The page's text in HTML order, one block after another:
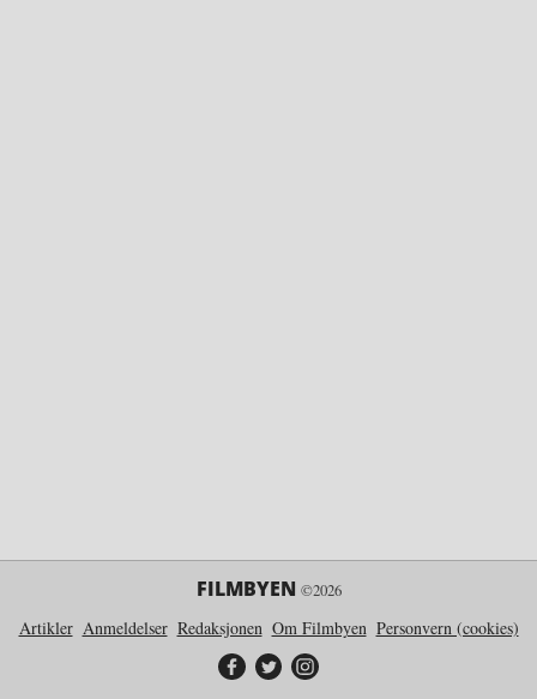
FILMBYEN ©2026
Artikler Anmeldelser Redaksjonen Om Filmbyen Personvern (cookies)
Filmbyen på Facebook
Filmbyen på Twitter
Filmbyen på Instagram